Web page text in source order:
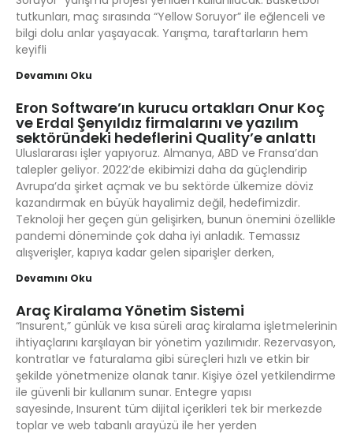
tutkunları, maç sırasında “Yellow Soruyor” ile eğlenceli ve
bilgi dolu anlar yaşayacak. Yarışma, taraftarların hem
keyifli
Devamını Oku
Eron Software’ın kurucu ortakları Onur Koç
ve Erdal Şenyıldız firmalarını ve yazılım
sektöründeki hedeflerini Quality’e anlattı
Uluslararası işler yapıyoruz. Almanya, ABD ve Fransa’dan
talepler geliyor. 2022’de ekibimizi daha da güçlendirip
Avrupa’da şirket açmak ve bu sektörde ülkemize döviz
kazandırmak en büyük hayalimiz değil, hedefimizdir.
Teknoloji her geçen gün gelişirken, bunun önemini özellikle
pandemi döneminde çok daha iyi anladık. Temassız
alışverişler, kapıya kadar gelen siparişler derken,
Devamını Oku
Araç Kiralama Yönetim Sistemi
“Insurent,” günlük ve kısa süreli araç kiralama işletmelerinin
ihtiyaçlarını karşılayan bir yönetim yazılımıdır. Rezervasyon,
kontratlar ve faturalama gibi süreçleri hızlı ve etkin bir
şekilde yönetmenize olanak tanır. Kişiye özel yetkilendirme
ile güvenli bir kullanım sunar. Entegre yapısı
sayesinde, Insurent tüm dijital içerikleri tek bir merkezde
toplar ve web tabanlı arayüzü ile her yerden